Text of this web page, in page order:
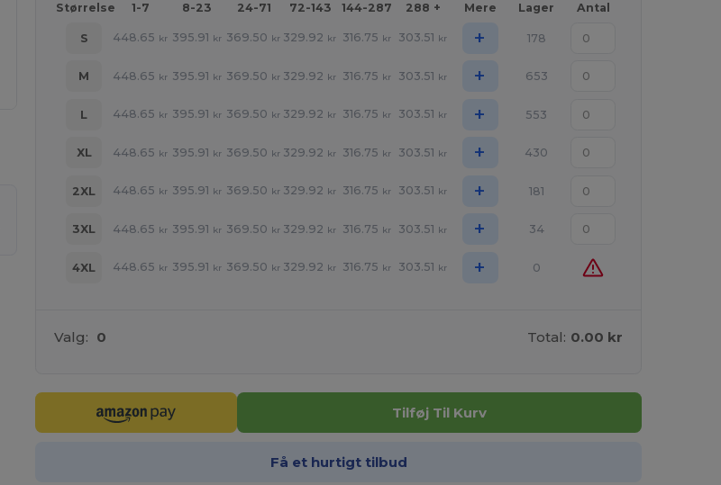
Størrelse 1-7 8-23 24-71 72-143 144-287 288 + Mere Lager Antal
S 448.65 kr 395.91 kr 369.50 kr 329.92 kr 316.75 kr 303.51 kr + 178
M 448.65 kr 395.91 kr 369.50 kr 329.92 kr 316.75 kr 303.51 kr + 653
L 448.65 kr 395.91 kr 369.50 kr 329.92 kr 316.75 kr 303.51 kr + 553
XL 448.65 kr 395.91 kr 369.50 kr 329.92 kr 316.75 kr 303.51 kr + 430
2XL 448.65 kr 395.91 kr 369.50 kr 329.92 kr 316.75 kr 303.51 kr + 181
3XL 448.65 kr 395.91 kr 369.50 kr 329.92 kr 316.75 kr 303.51 kr + 34
4XL 448.65 kr 395.91 kr 369.50 kr 329.92 kr 316.75 kr 303.51 kr + 0
Valg: 0 Total: 0.00 kr
Tilføj Til Kurv
Få et hurtigt tilbud